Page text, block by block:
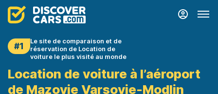
#1
Le site de comparaison et de
réservation de Location de
voiture le plus visité au monde
Location de voiture à l’aéroport
de Mazovie Varsovie-Modlin